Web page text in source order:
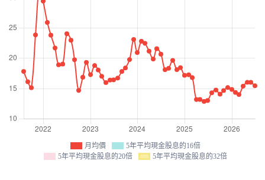
月均價
5年平均現金股息的16倍
5年平均現金股息的20倍
5年平均現金股息的32倍